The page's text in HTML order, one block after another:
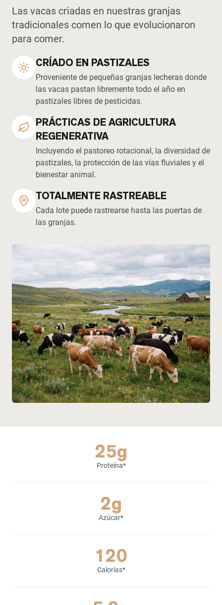
Las vacas criadas en nuestras granjas
tradicionales comen lo que evolucionaron
para comer.
CRÍADO EN PASTIZALES
Proveniente de pequeñas granjas lecheras donde
las vacas pastan libremente todo el año en
pastizales libres de pesticidas.
PRÁCTICAS DE AGRICULTURA
REGENERATIVA
Incluyendo el pastoreo rotacional, la diversidad de
pastizales, la protección de las vías fluviales y el
bienestar animal.
TOTALMENTE RASTREABLE
Cada lote puede rastrearse hasta las puertas de
las granjas.
25g
Proteína*
2g
Azúcar*
120
Calorías*